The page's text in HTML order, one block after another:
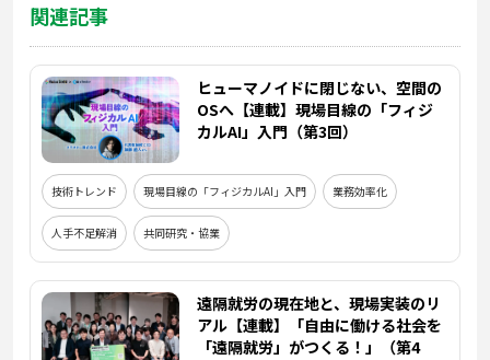
関連記事
ヒューマノイドに閉じない、空間の
OSへ【連載】現場目線の「フィジ
カルAI」入門（第3回）
技術トレンド 現場目線の「フィジカルAI」入門 業務効率化
人手不足解消 共同研究・協業
遠隔就労の現在地と、現場実装のリ
アル【連載】「自由に働ける社会を
「遠隔就労」がつくる！」（第4